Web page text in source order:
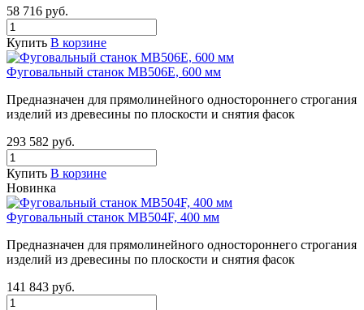
58 716 руб.
Купить В корзине
Фуговальный станок MB506E, 600 мм
Предназначен для прямолинейного одностороннего строгания
изделий из древесины по плоскости и снятия фасок
293 582 руб.
Купить В корзине
Новинка
Фуговальный станок MB504F, 400 мм
Предназначен для прямолинейного одностороннего строгания
изделий из древесины по плоскости и снятия фасок
141 843 руб.